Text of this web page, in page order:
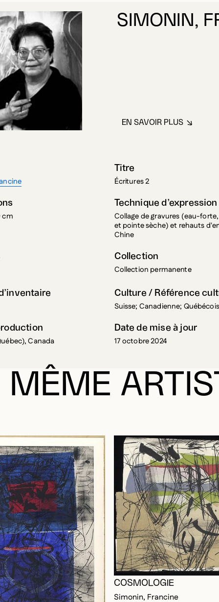
SIMONIN,
EN SAVOIR PLUSÀ PROPOS DE
Titre
Écritures 2
cm
Technique d’expression
Collage de gravures (eau-
et pointe sèche) et rehauts
Chine
Collection
Collection permanente
Culture / Référence
Suisse; Canadienne;
Canada
Date de mise à jour
17 octobre 2024
MÊME
COSMOLOGIE
Simonin, Francine